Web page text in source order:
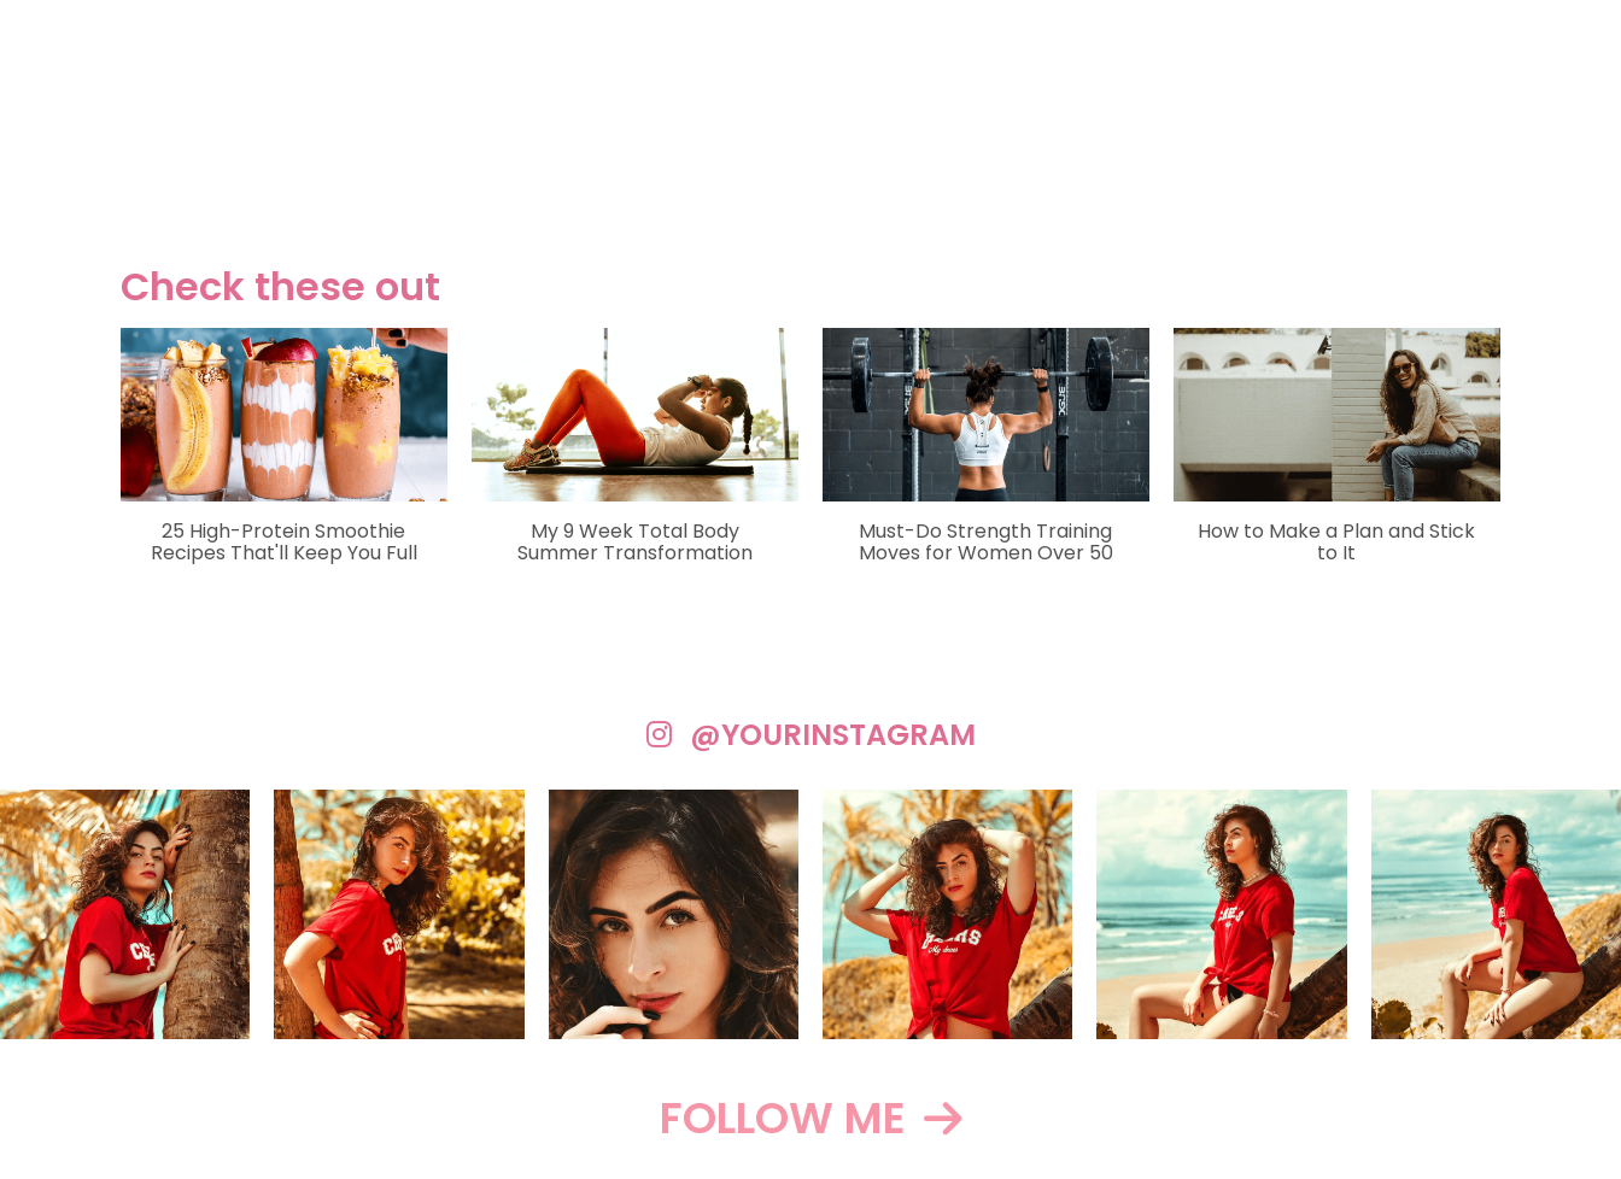
Check these out
25 High-Protein Smoothie
Recipes That'll Keep You Full
My 9 Week Total Body
Summer Transformation
Must-Do Strength Training
Moves for Women Over 50
How to Make a Plan and Stick
to It
@YOURINSTAGRAM
FOLLOW ME